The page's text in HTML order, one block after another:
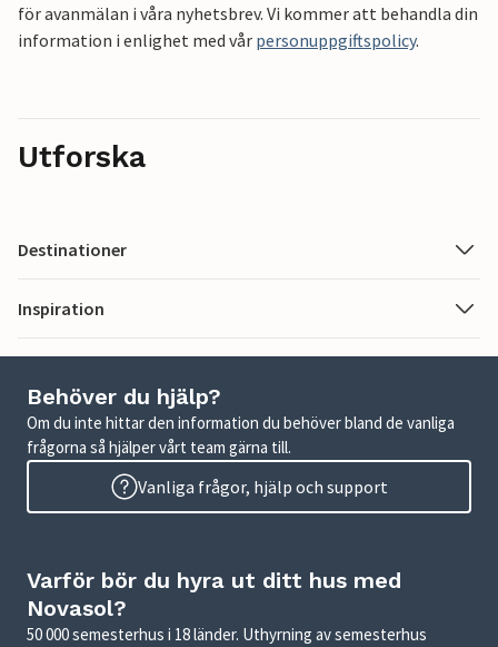
för avanmälan i våra nyhetsbrev. Vi kommer att behandla din
information i enlighet med vår personuppgiftspolicy.
Utforska
Destinationer
Inspiration
Behöver du hjälp?
Om du inte hittar den information du behöver bland de vanliga
frågorna så hjälper vårt team gärna till.
Vanliga frågor, hjälp och support
Varför bör du hyra ut ditt hus med
Novasol?
50 000 semesterhus i 18 länder. Uthyrning av semesterhus